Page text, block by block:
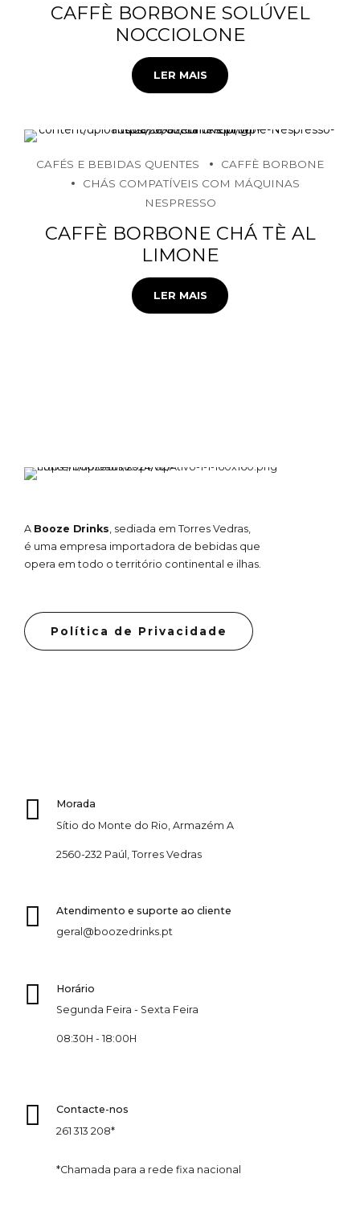
CAFFÈ BORBONE SOLÚVEL
NOCCIOLONE
LER MAIS
CAFÉS E BEBIDAS QUENTES
CAFFÈ BORBONE
CHÁS COMPATÍVEIS COM MÁQUINAS
NESPRESSO
CAFFÈ BORBONE CHÁ TÈ AL
LIMONE
LER MAIS
A Booze Drinks, sediada em Torres Vedras,
é uma empresa importadora de bebidas que
opera em todo o território continental e ilhas.
Política de Privacidade
Morada
Sítio do Monte do Rio, Armazém A
2560-232 Paúl, Torres Vedras
Atendimento e suporte ao cliente
geral@boozedrinks.pt
Horário
Segunda Feira - Sexta Feira
08:30H - 18:00H
Contacte-nos
261 313 208*
*Chamada para a rede fixa nacional